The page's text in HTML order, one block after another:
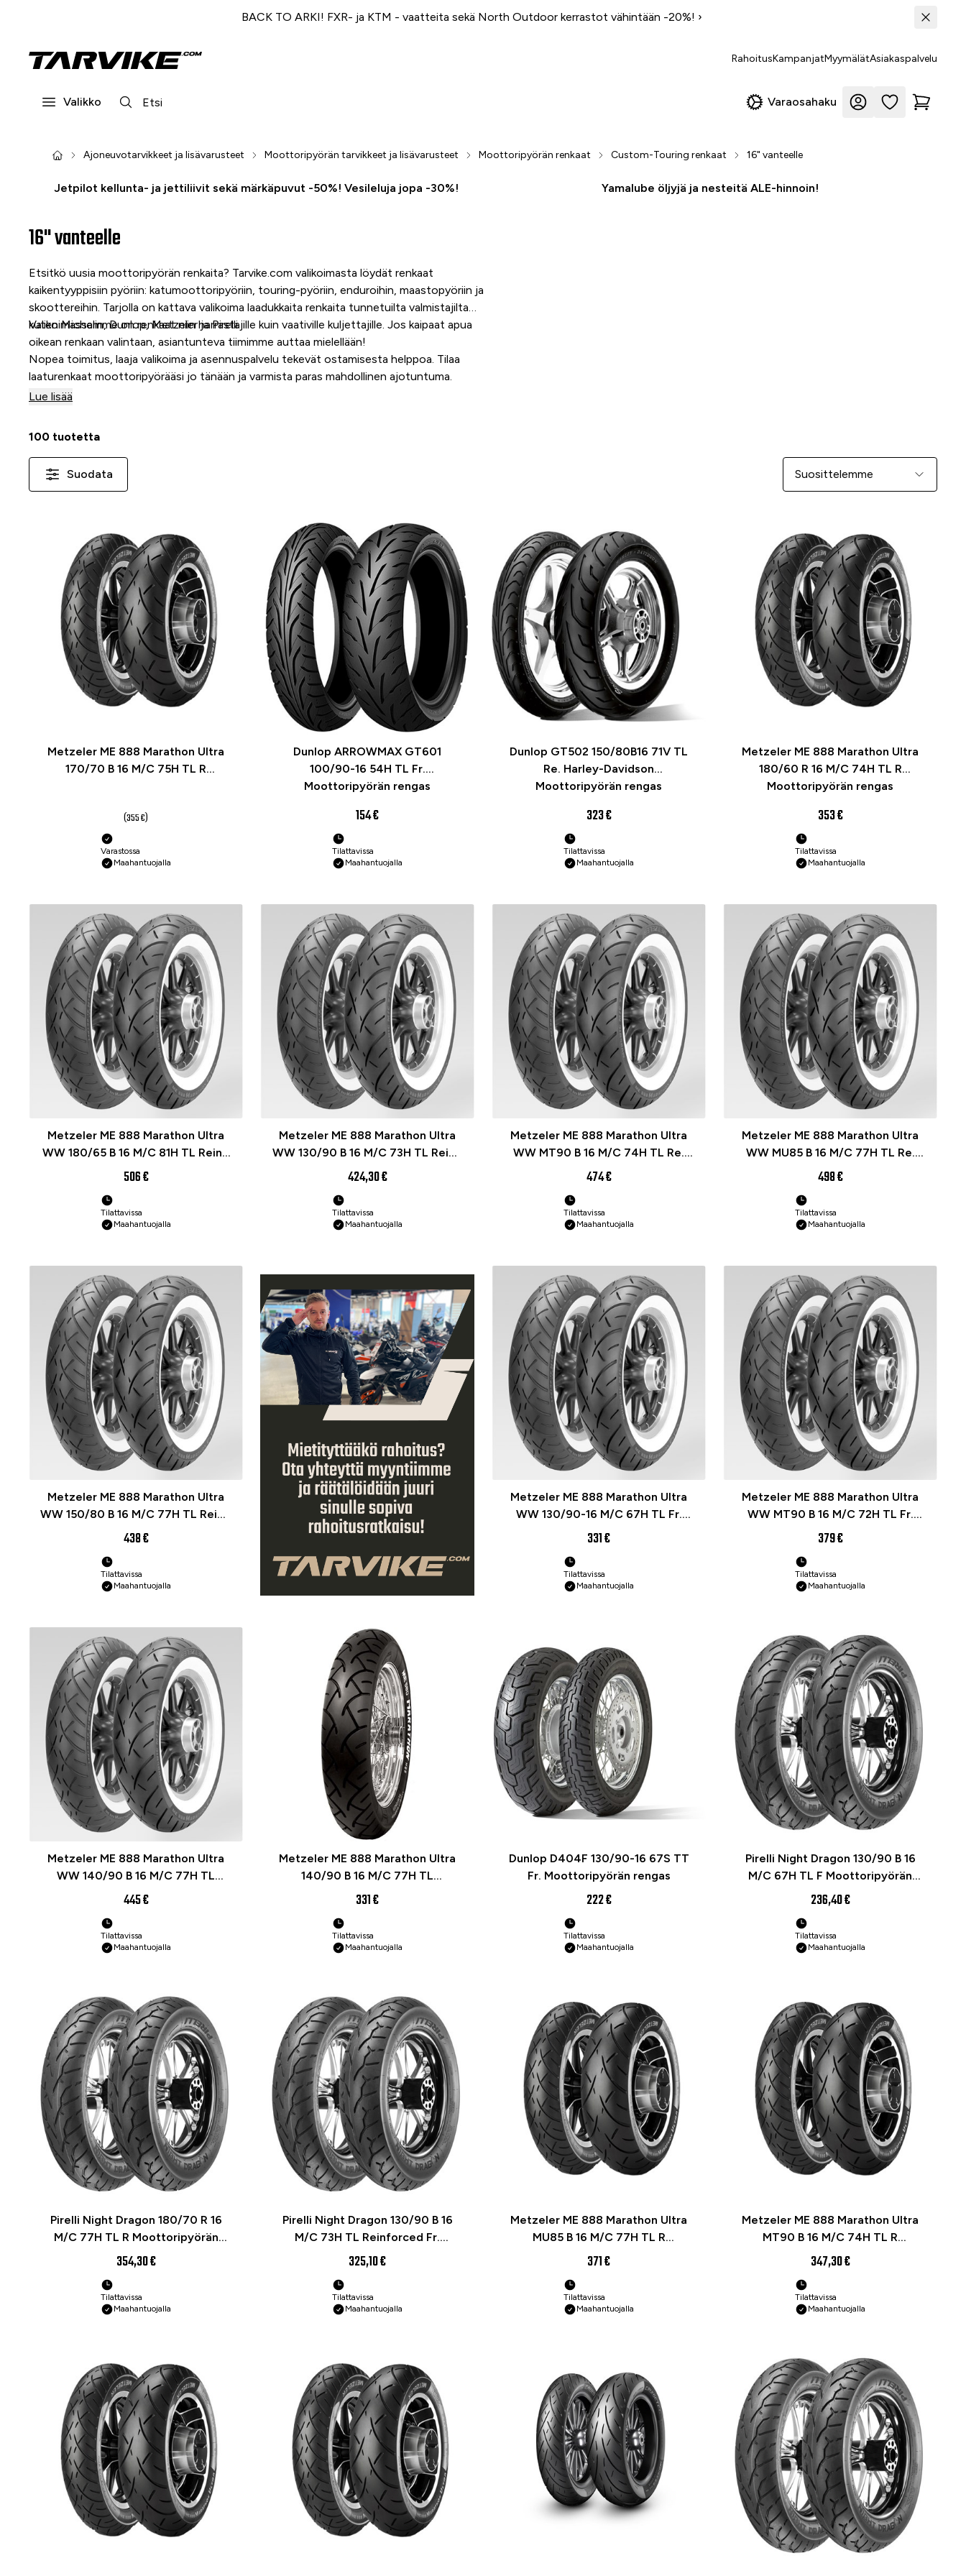
BACK TO ARKI! FXR- ja KTM - vaatteita sekä North Outdoor kerrastot vähintään -20%! ›
RahoitusKampanjatMyymälätAsiakaspalvelu
Valikko Varaosahaku
Ajoneuvotarvikkeet ja lisävarusteet Moottoripyörän tarvikkeet ja lisävarusteet Moottoripyörän renkaat Custom-Touring renkaat 16" vanteelle
Jetpilot kellunta- ja jettiliivit sekä märkäpuvut -50%! Vesileluja jopa -30%! Yamalube öljyjä ja nesteitä ALE-hinnoin!
16" vanteelle
Etsitkö uusia moottoripyörän renkaita? Tarvike.com valikoimasta löydät renkaat
kaikentyyppisiin pyöriin: katumoottoripyöriin, touring-pyöriin, enduroihin, maastopyöriin ja
skoottereihin. Tarjolla on kattava valikoima laadukkaita renkaita tunnetuilta valmistajilta
kuten Michelin, Dunlop, Metzeler ja Pirelli.
Valikoimassamme on renkaat niin harrastajille kuin vaativille kuljettajille. Jos kaipaat apua
oikean renkaan valintaan, asiantunteva tiimimme auttaa mielellään!
Nopea toimitus, laaja valikoima ja asennuspalvelu tekevät ostamisesta helppoa. Tilaa
laaturenkaat moottoripyörääsi jo tänään ja varmista paras mahdollinen ajotuntuma.
Lue lisää
100 tuotetta
Suodata Järjestä
Metzeler ME 888 Marathon Ultra
170/70 B 16 M/C 75H TL R
(355 €)
Varastossa
Maahantuojalla
Dunlop ARROWMAX GT601
100/90-16 54H TL Fr.
Moottoripyörän rengas
154 €
Tilattavissa
Maahantuojalla
Dunlop GT502 150/80B16 71V TL
Re. Harley-Davidson
Moottoripyörän rengas
323 €
Tilattavissa
Maahantuojalla
Metzeler ME 888 Marathon Ultra
180/60 R 16 M/C 74H TL R
Moottoripyörän rengas
353 €
Tilattavissa
Maahantuojalla
Metzeler ME 888 Marathon Ultra
WW 180/65 B 16 M/C 81H TL Reinf.
Re. (WHITEWALL) Moottoripyörän
506 €
Tilattavissa
Maahantuojalla
Metzeler ME 888 Marathon Ultra
WW 130/90 B 16 M/C 73H TL Reinf.
Re. (WHITEWALL) Moottoripyörän
rengas
424,30 €
Tilattavissa
Maahantuojalla
Metzeler ME 888 Marathon Ultra
WW MT90 B 16 M/C 74H TL Re.
(WHITEWALL) Moottoripyörän
474 €
Tilattavissa
Maahantuojalla
Metzeler ME 888 Marathon Ultra
WW MU85 B 16 M/C 77H TL Re.
(WHITEWALL) Moottoripyörän
498 €
Tilattavissa
Maahantuojalla
Metzeler ME 888 Marathon Ultra
WW 150/80 B 16 M/C 77H TL Reinf.
Re. (WHITEWALL) Moottoripyörän
438 €
Tilattavissa
Maahantuojalla
Metzeler ME 888 Marathon Ultra
WW 130/90-16 M/C 67H TL Fr.
(WHITEWALL) Moottoripyörän
331 €
Tilattavissa
Maahantuojalla
Metzeler ME 888 Marathon Ultra
WW MT90 B 16 M/C 72H TL Fr.
(WHITEWALL) Moottoripyörän
379 €
Tilattavissa
Maahantuojalla
Metzeler ME 888 Marathon Ultra
WW 140/90 B 16 M/C 77H TL
Reinf. Re. (WHITEWALL)
445 €
Tilattavissa
Maahantuojalla
Metzeler ME 888 Marathon Ultra
140/90 B 16 M/C 77H TL
Reinforced Re Moottoripyörän
331 €
Tilattavissa
Maahantuojalla
Dunlop D404F 130/90-16 67S TT
Fr. Moottoripyörän rengas
222 €
Tilattavissa
Maahantuojalla
Pirelli Night Dragon 130/90 B 16
M/C 67H TL F Moottoripyörän
rengas
236,40 €
Tilattavissa
Maahantuojalla
Pirelli Night Dragon 180/70 R 16
M/C 77H TL R Moottoripyörän
rengas
354,30 €
Tilattavissa
Maahantuojalla
Pirelli Night Dragon 130/90 B 16
M/C 73H TL Reinforced Fr.
Moottoripyörän rengas
325,10 €
Tilattavissa
Maahantuojalla
Metzeler ME 888 Marathon Ultra
MU85 B 16 M/C 77H TL R
Moottoripyörän rengas
371 €
Tilattavissa
Maahantuojalla
Metzeler ME 888 Marathon Ultra
MT90 B 16 M/C 74H TL R
Moottoripyörän rengas
347,30 €
Tilattavissa
Maahantuojalla